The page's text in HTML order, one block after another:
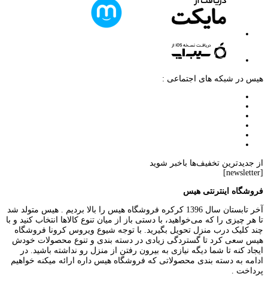
هیس در شبکه های اجتماعی :
از جدیدترین تخفیف‌ها باخبر شوید
[newsletter]
فروشگاه اینترنتی هیس
آخر تابستان سال 1396 کرکره فروشگاه هیس را بالا بردیم . هیس متولد شد
تا هر چیزی را که می‌خواهید، با دستی باز از میان تنوع کالاها انتخاب کنید و با
چند کلیک درب منزل تحویل بگیرید. با توجه شیوع ویروس کرونا فروشگاه
هیس سعی کرد تا گستردگی زیادی در دسته بندی و تنوع محصولات خودش
ایجاد کنه تا شما دیگه نیازی به بیرون رفتن از منزل رو نداشته باشید. در
ادامه به دسته بندی محصولاتی که فروشگاه هیس داره ارائه میکنه خواهیم
پرداخت .